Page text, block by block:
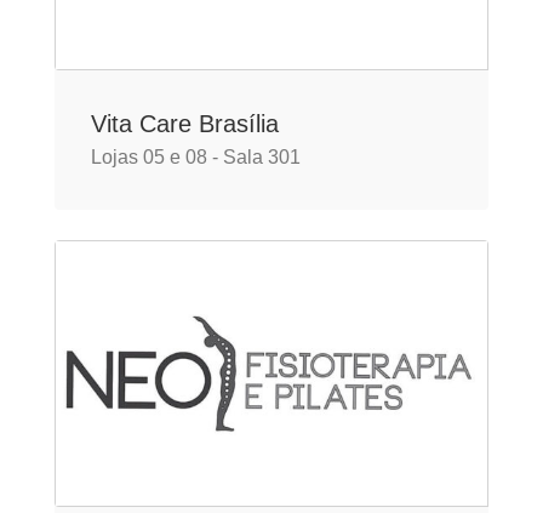
Vita Care Brasília
Lojas 05 e 08 - Sala 301